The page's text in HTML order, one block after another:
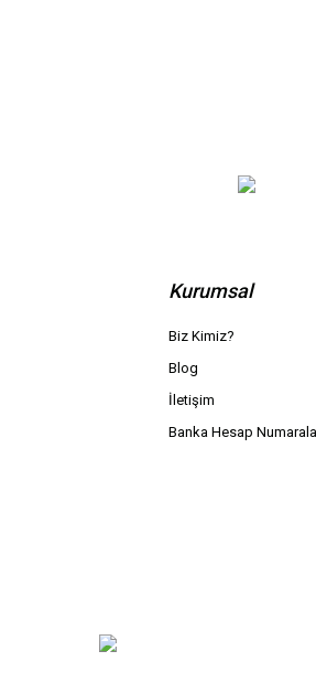
Kurumsal
Biz Kimiz?
Blog
İletişim
Banka Hesap